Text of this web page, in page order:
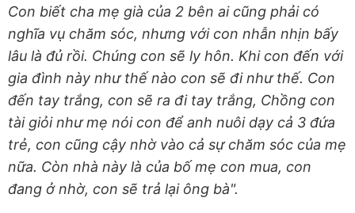
Con biết cha mẹ già của 2 bên ai cũng phải có
nghĩa vụ chăm sóc, nhưng với con nhẫn nhịn bấy
lâu là đủ rồi. Chúng con sẽ ly hôn. Khi con đến với
gia đình này như thế nào con sẽ đi như thế. Con
đến tay trắng, con sẽ ra đi tay trắng, Chồng con
tài giỏi như mẹ nói con để anh nuôi dạy cả 3 đứa
trẻ, con cũng cậy nhờ vào cả sự chăm sóc của mẹ
nữa. Còn nhà này là của bố mẹ con mua, con
đang ở nhờ, con sẽ trả lại ông bà".